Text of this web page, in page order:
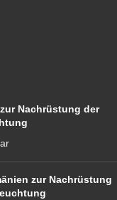
Nachrüstung der
zur Nachrüstung